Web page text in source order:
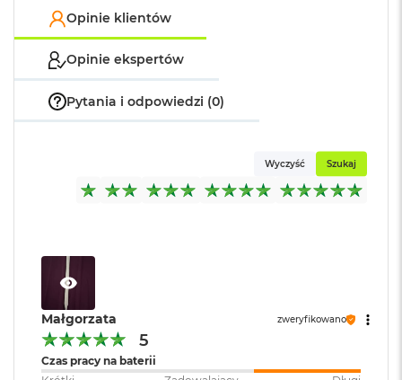
k
A
i
r
M
2
M
i
1
3
M
a
c
Opinie klientów
Opinie ekspertów
Pytania i odpowiedzi (0)
Wyczyść Szukaj
Małgorzata zweryfikowano
5
Czas pracy na baterii